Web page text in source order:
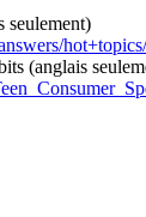
seulement)
(anglais